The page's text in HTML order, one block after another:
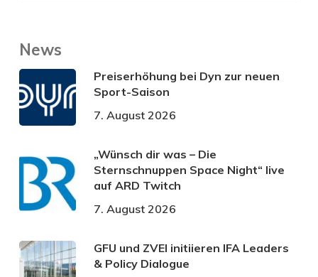
News
Preiserhöhung bei Dyn zur neuen
Sport-Saison
7. August 2026
„Wünsch dir was – Die
Sternschnuppen Space Night“ live
auf ARD Twitch
7. August 2026
GFU und ZVEI initiieren IFA Leaders
& Policy Dialogue